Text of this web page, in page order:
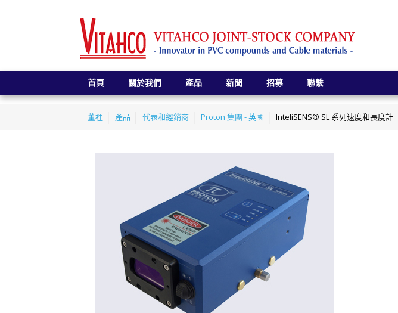
首頁 關於我們 產品 新聞 招募 聯繫
董裡 產品 代表和經銷商 Proton 集團 - 英國 InteliSENS® SL 系列速度和長度計